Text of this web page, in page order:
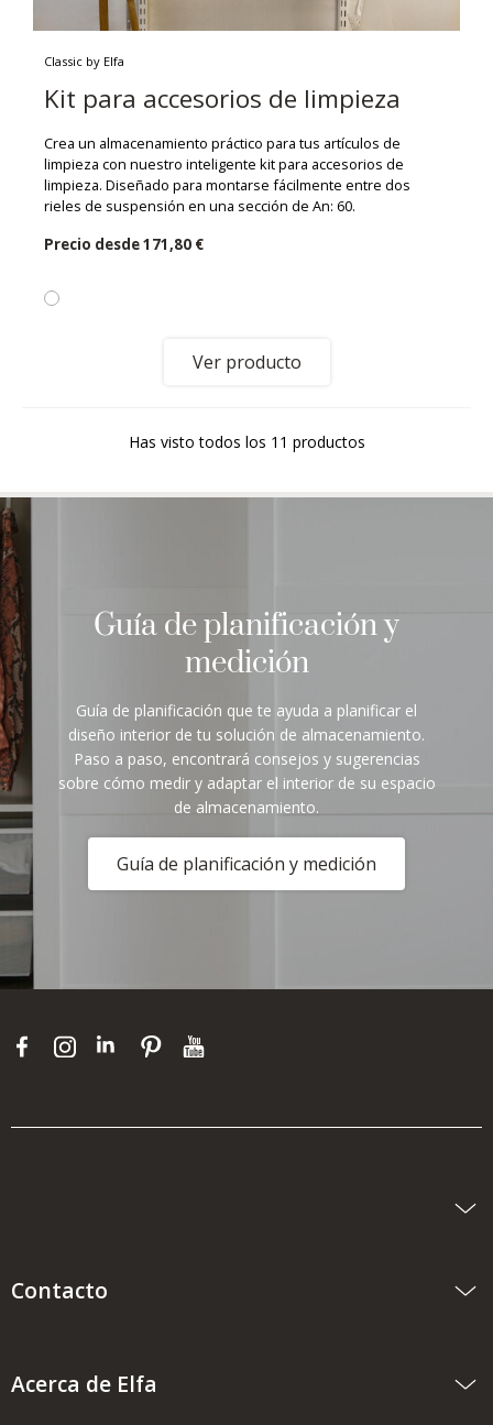
Classic by Elfa
Kit para accesorios de limpieza
Crea un almacenamiento práctico para tus artículos de
limpieza con nuestro inteligente kit para accesorios de
limpieza. Diseñado para montarse fácilmente entre dos
rieles de suspensión en una sección de An: 60.
Precio desde171,80 €
Ver producto
Has visto todos los 11 productos
Guía de planificación y
medición
Guía de planificación que te ayuda a planificar el
diseño interior de tu solución de almacenamiento.
Paso a paso, encontrará consejos y sugerencias
sobre cómo medir y adaptar el interior de su espacio
de almacenamiento.
Guía de planificación y medición
Contacto
Acerca de Elfa